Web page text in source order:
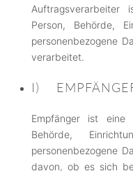
Person, Behörde,
personenbezogene
verarbeitet.
I)
Empfänger ist eine
Behörde,
personenbezogene
davon, ob es sich